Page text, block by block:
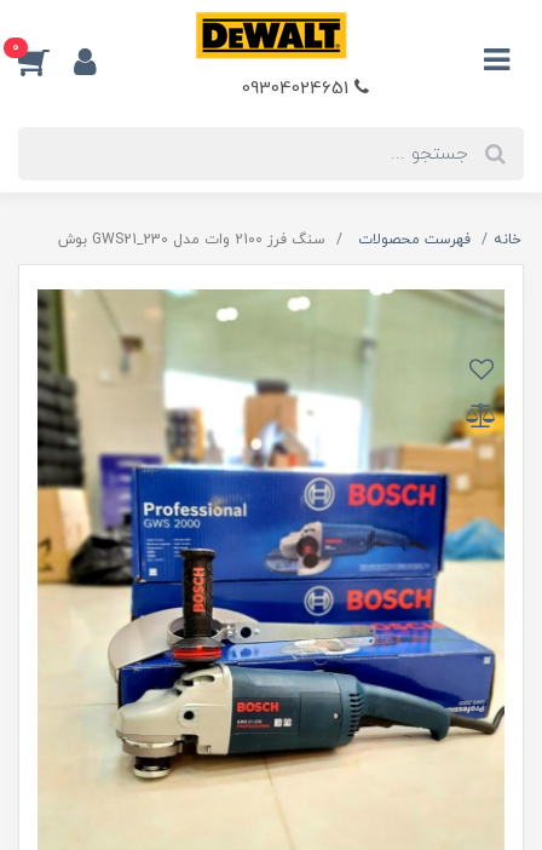
0
خانه فهرست محصولات سنگ فرز 2100 وات مدل GWS21_230 بوش